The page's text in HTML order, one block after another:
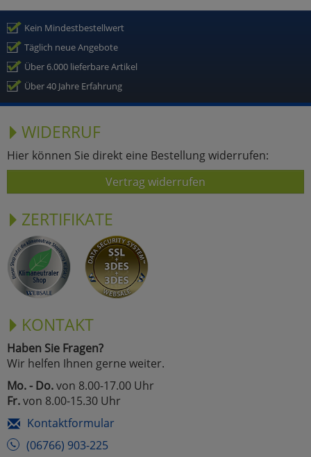
Kein Mindestbestellwert
Täglich neue Angebote
Über 6.000 lieferbare Artikel
Über 40 Jahre Erfahrung
WIDERRUF
Hier können Sie direkt eine Bestellung widerrufen:
Vertrag widerrufen
ZERTIFIKATE
KONTAKT
Haben Sie Fragen?
Wir helfen Ihnen gerne weiter.
Mo. - Do.von 8.00-17.00 Uhr
Fr.von 8.00-15.30 Uhr
Kontaktformular
(06766) 903-225